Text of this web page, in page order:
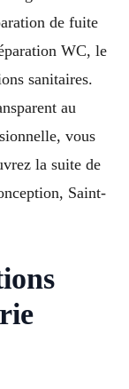
de fuite
WC, le
sanitaires.
au
vous
la suite de
Saint-